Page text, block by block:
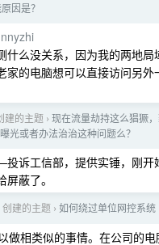
因是？
什么没关系，因为我的两地局
家的电脑想可以直接访问另
建的主题 › 现在流量劫持这么猖獗
光或者办法治治这种问题么？
诉工信部，提供实锤，刚开
蔽了。
建的主题 › 如何绕过单位网控系统
做相类似的事情。在公司的